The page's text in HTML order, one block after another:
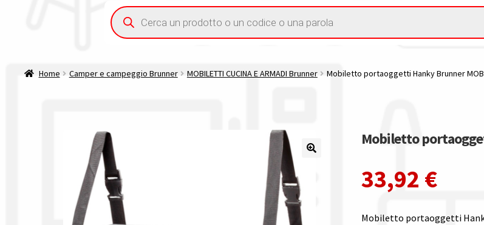
Acquisto iva 4% (agevolata)Chi siamoCondizioni generaliConfrontaConfrontaI nostri negozi
Spedizioni in europaSpedizioni in italiaTutte le categorie dei prodottiWishlistCheckoutIl mio account
Ricerca
prodotti
Home Camper e campeggio Brunner MOBILETTI CUCINA E ARMADI Brunner Mobiletto portaoggetti Hanky Brunner
Mobiletto
33,92 €
Mobiletto portaoggetti